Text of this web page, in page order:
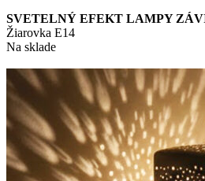
SVETELNÝ EFEKT LAMPY
Žiarovka E14
Na sklade